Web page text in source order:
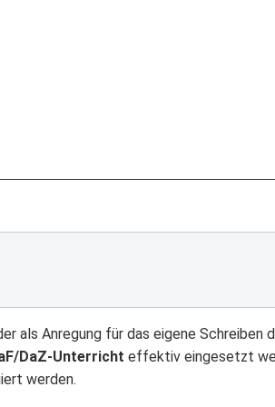
als Anregung für das eigene Schreiben
DaZ-Unterricht effektiv eingesetzt
werden.